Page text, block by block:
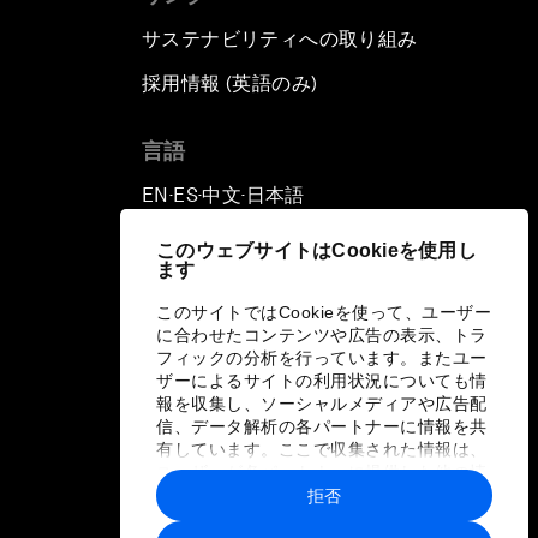
このウェブサイトはCookieを使用し
ます
このサイトではCookieを使って、ユーザー
に合わせたコンテンツや広告の表示、トラ
フィックの分析を行っています。またユー
ザーによるサイトの利用状況についても情
報を収集し、ソーシャルメディアや広告配
信、データ解析の各パートナーに情報を共
有しています。ここで収集された情報は、
ユーザーが各パートナーに提供した他の情
報や各パートナーのサービスを使用した際
に収集された情報と組み合わされ、各パー
拒否
サステナビリティへの取り組み
採用情報 (英語のみ)
言語
EN ▪ ES▪中文▪ 日本語